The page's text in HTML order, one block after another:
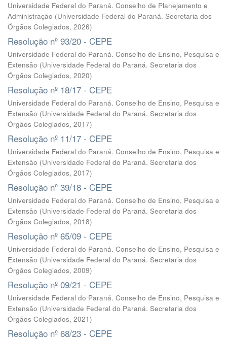
Universidade Federal do Paraná. Conselho de Planejamento e
Administração (Universidade Federal do Paraná. Secretaria dos
Órgãos Colegiados, 2026)
Resolução nº 93/20 - CEPE
Universidade Federal do Paraná. Conselho de Ensino, Pesquisa e
Extensão (Universidade Federal do Paraná. Secretaria dos
Órgãos Colegiados, 2020)
Resolução nº 18/17 - CEPE
Universidade Federal do Paraná. Conselho de Ensino, Pesquisa e
Extensão (Universidade Federal do Paraná. Secretaria dos
Órgãos Colegiados, 2017)
Resolução nº 11/17 - CEPE
Universidade Federal do Paraná. Conselho de Ensino, Pesquisa e
Extensão (Universidade Federal do Paraná. Secretaria dos
Órgãos Colegiados, 2017)
Resolução nº 39/18 - CEPE
Universidade Federal do Paraná. Conselho de Ensino, Pesquisa e
Extensão (Universidade Federal do Paraná. Secretaria dos
Órgãos Colegiados, 2018)
Resolução nº 65/09 - CEPE
Universidade Federal do Paraná. Conselho de Ensino, Pesquisa e
Extensão (Universidade Federal do Paraná. Secretaria dos
Órgãos Colegiados, 2009)
Resolução nº 09/21 - CEPE
Universidade Federal do Paraná. Conselho de Ensino, Pesquisa e
Extensão (Universidade Federal do Paraná. Secretaria dos
Órgãos Colegiados, 2021)
Resolução nº 68/23 - CEPE